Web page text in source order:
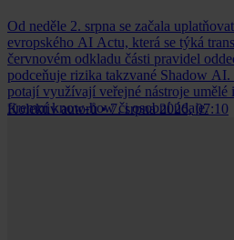
Od neděle 2. srpna se začala
evropského AI Actu, která se týká
červnovém odkladu části pravidel
podceňuje rizika takzvané Shadow AI.
potají využívají veřejné nástroje
firemní know-how či osobní údaje.
Kolektiv autorů • 7. srpna 2026, 07:10